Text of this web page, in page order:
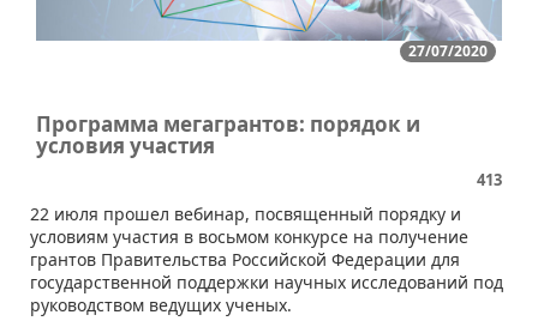
27/07/2020
Программа мегагрантов: порядок и
условия участия
413
22 июля прошел вебинар, посвященный порядку и
условиям участия в восьмом конкурсе на получение
грантов Правительства Российской Федерации для
государственной поддержки научных исследований под
руководством ведущих ученых.